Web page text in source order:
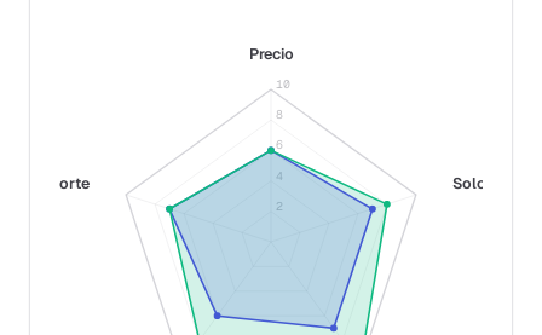
2
4
6
8
10
Precio
Solo-fit
Soporte